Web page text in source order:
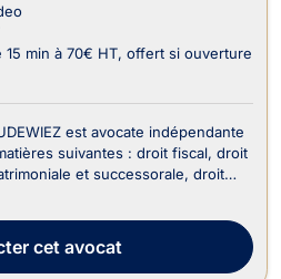
min à 70€ HT, offert si ouverture
est avocate indépendante
suivantes : droit fiscal, droit
et successorale, droit
cet avocat